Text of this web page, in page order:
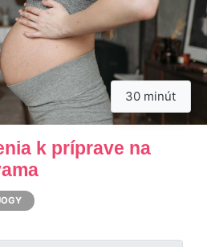
30 minút
k príprave na